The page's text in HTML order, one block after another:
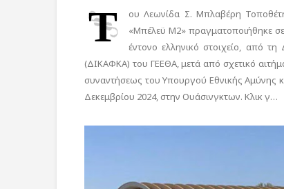
Τ
ου Λεωνίδα Σ. Μπλαβέρη
«Μπέλεϋ Μ2» πραγματοποιήθηκε
έντονο ελληνικό στοιχείο, από
(ΔΙΚΑΦΚΑ) του ΓΕΕΘΑ, μετά από σχετικό
συναντήσεως του Υπουργού Εθνικής Αμύνης
Δεκεμβρίου 2024, στην Ουάσινγκτων. Κλικ γ…